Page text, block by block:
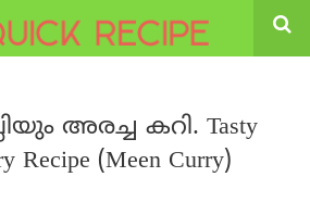
അരച്ച കറി. Tasty
Recipe (Meen Curry)